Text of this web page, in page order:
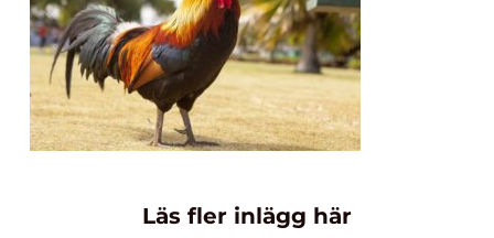
Läs fler inlägg här